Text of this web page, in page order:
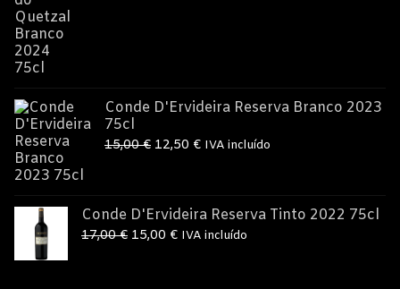
Conde D'Ervideira Reserva Branco 2023
75cl
15,00€ O
era:
15,00 €.
12,50 €O
é:
12,50 €.
IVA incluído
Conde D'Ervideira Reserva Tinto 2022 75cl
17,00€ O
15,00 €OIVA incluído